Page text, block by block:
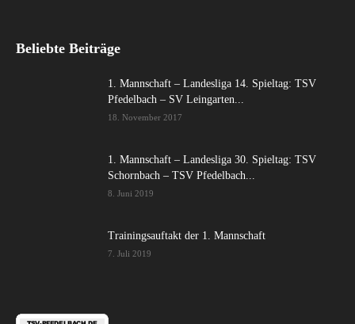
Beliebte Beiträge
1. Mannschaft – Landesliga 14. Spieltag: TSV
Pfedelbach – SV Leingarten...
18. November 2017
1. Mannschaft – Landesliga 30. Spieltag: TSV
Schornbach – TSV Pfedelbach...
8. Juni 2019
Trainingsauftakt der 1. Mannschaft
7. Juli 2019